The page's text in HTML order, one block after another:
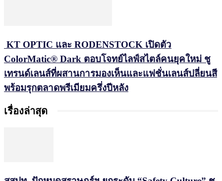
KT OPTIC และ RODENSTOCK เปิดตัว
ColorMatic® Dark ตอบโจทย์ไลฟ์สไตล์คนยุคใหม่ ชู
เทรนด์เลนส์ที่ผสานการมองเห็นและแฟชั่นเลนส์ปลี่ยนสี
พร้อมรุกตลาดพรีเมียมครึ่งปีหลัง
เรื่องล่าสุด